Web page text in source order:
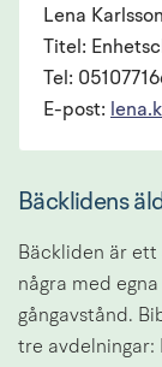
Lena Karlsson
Titel:
Tel:
E-post:
Bäcklidens
Bäckliden är ett
några med
gångavstånd.
tre avdelningar: